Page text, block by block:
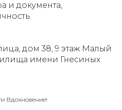
и документа,
дом 38, 9 этаж Малый
имени Гнесиных
Вдохновение!